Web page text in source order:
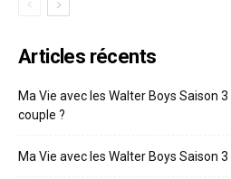
Articles récents
Ma Vie avec les Walter Boys Saison
couple ?
Ma Vie avec les Walter Boys Saison